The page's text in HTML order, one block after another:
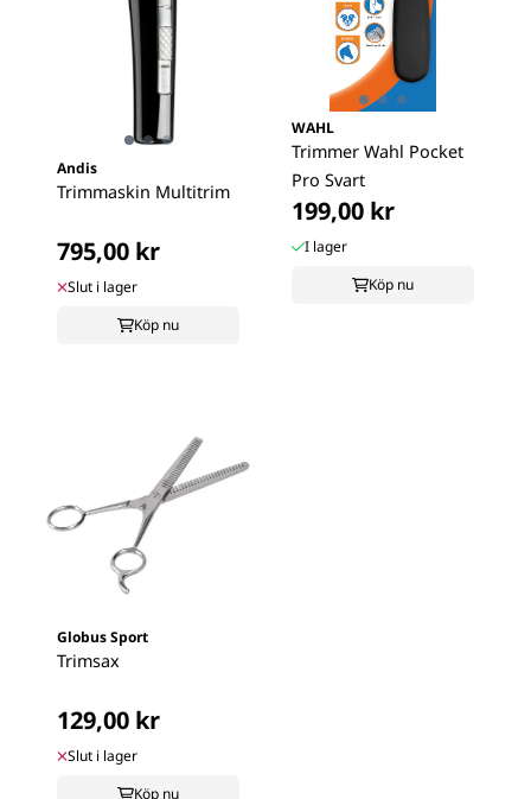
Andis
Trimmaskin Multitrim
795,00 kr
Slut i lager
Köp nu
WAHL
Trimmer Wahl Pocket
Pro Svart
199,00 kr
I lager
Köp nu
Globus Sport
Trimsax
129,00 kr
Slut i lager
Köp nu